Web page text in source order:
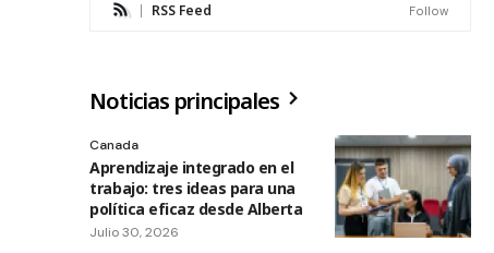
RSS Feed Follow
Noticias principales
Canada
Aprendizaje integrado en el
trabajo: tres ideas para una
política eficaz desde Alberta
Julio 30, 2026